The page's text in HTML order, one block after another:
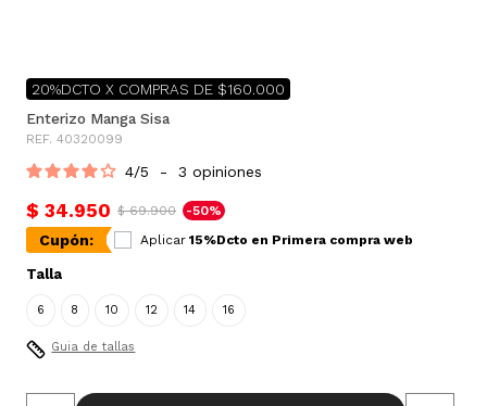
20%DCTO X COMPRAS DE $160.000
Enterizo Manga Sisa
REF. 40320099
4/5 - 3 opiniones
$ 34.950 $ 69.900 -50%
Cupón: Aplicar 15%Dcto en Primera compra web
Talla
6 8 10 12 14 16
Guia de tallas